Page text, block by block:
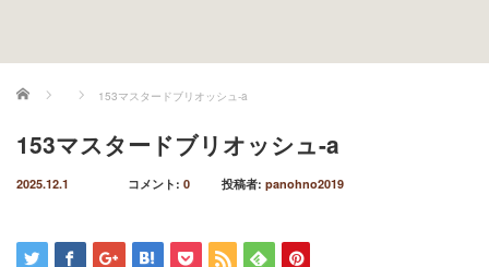
ホーム 153マスタードブリオッシュ-a
153マスタードブリオッシュ-a
2025.12.1 コメント: 0 投稿者: panohno2019